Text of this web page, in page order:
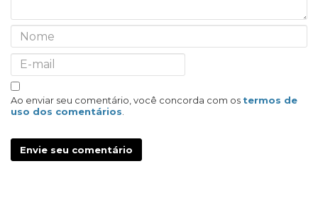
Ao enviar seu comentário, você concorda com os termos de
uso dos comentários.
Envie seu comentário